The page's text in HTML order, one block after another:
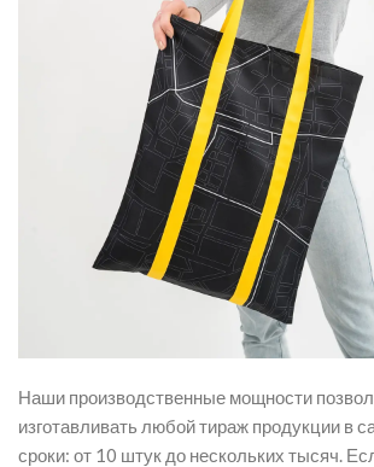
Наши производственные мощности
изготавливать любой тираж продукции в
сроки: от 10 штук до нескольких тысяч.